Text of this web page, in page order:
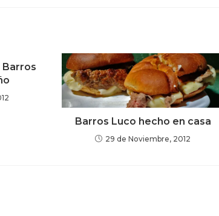
Barros
Barros Luco hecho en casa
29 de Noviembre, 2012